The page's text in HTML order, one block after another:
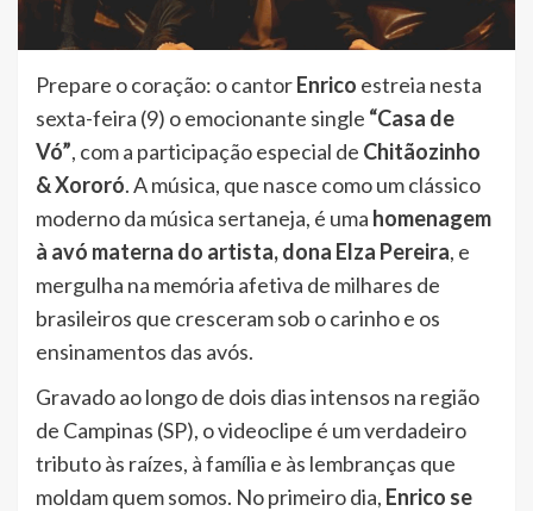
Prepare o coração: o cantorEnrico estreia nesta
sexta-feira (9) o emocionante single “Casa de
Vó”, com a participação especial de Chitãozinho
& Xororó. A música, que nasce como um clássico
moderno da música sertaneja, é uma homenagem
à avó materna do artista, dona Elza Pereira, e
mergulha na memória afetiva de milhares de
brasileiros que cresceram sob o carinho e os
ensinamentos das avós.
Gravado ao longo de dois dias intensos na região
de Campinas (SP), o videoclipe é um verdadeiro
tributo às raízes, à família e às lembranças que
moldam quem somos. No primeiro dia, Enrico se